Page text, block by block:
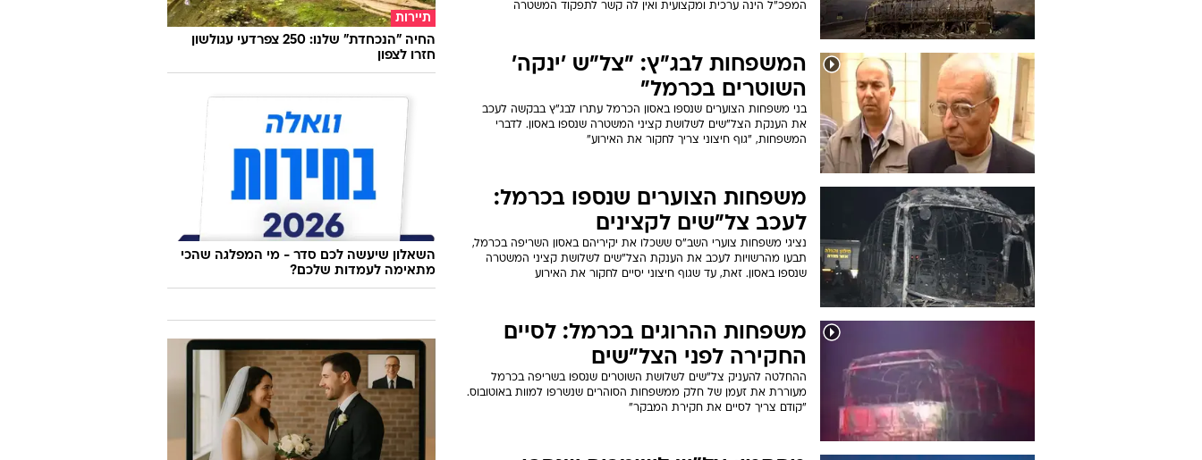
המפכ"ל הינה ערכית ומקצועית ואין לה קשר לתפקוד המשטרה
המשפחות לבג"ץ: "צל"ש 'ינקה'
השוטרים בכרמל"
בני משפחות הצוערים שנספו באסון הכרמל עתרו לבג"ץ בבקשה לעכב
את הענקת הצל"שים לשלושת קציני המשטרה שנספו באסון. לדברי
המשפחות, "גוף חיצוני צריך לחקור את האירוע"
משפחות הצוערים שנספו בכרמל:
לעכב צל"שים לקצינים
נציגי משפחות צוערי השב"ס ששכלו את יקיריהם באסון השריפה בכרמל,
תבעו מהרשויות לעכב את הענקת הצל"שים לשלושת קציני המשטרה
שנספו באסון. זאת, עד שגוף חיצוני יסיים לחקור את האירוע
משפחות ההרוגים בכרמל: לסיים
החקירה לפני הצל"שים
ההחלטה להעניק צל"שים לשלושת השוטרים שנספו בשריפה בכרמל
מעוררת את זעמן של חלק ממשפחות הסוהרים שנשרפו למוות באוטובוס.
"קודם צריך לסיים את חקירת המבקר"
תיירות
החיה "הנכחדת" שלנו: 250 צפרדעי עגולשון
חזרו לצפון
השאלון שיעשה לכם סדר - מי המפלגה שהכי
מתאימה לעמדות שלכם?